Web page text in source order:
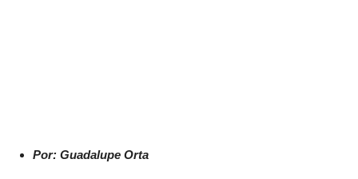
Por: Guadalupe Orta